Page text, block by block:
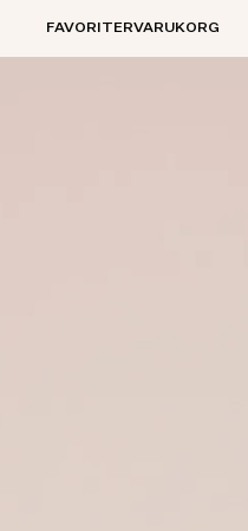
FAVORITERVARUKORG